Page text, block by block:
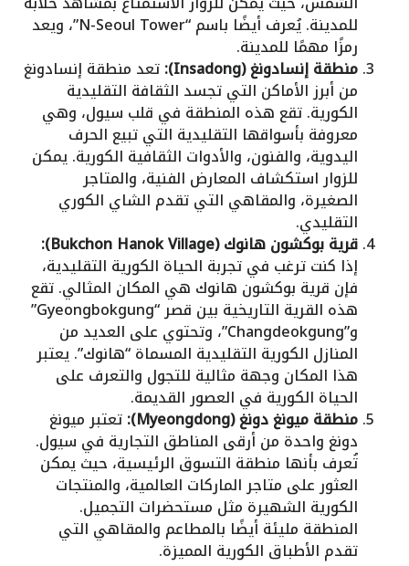
للمدينة. يُعرف أيضًا باسم “N-Seoul Tower”، ويعد
رمزًا مهمًا للمدينة.
منطقة إنسادونغ (Insadong): تعد منطقة إنسادونغ
من أبرز الأماكن التي تجسد الثقافة التقليدية
الكورية. تقع هذه المنطقة في قلب سيول، وهي
معروفة بأسواقها التقليدية التي تبيع الحرف
اليدوية، والفنون، والأدوات الثقافية الكورية. يمكن
للزوار استكشاف المعارض الفنية، والمتاجر
الصغيرة، والمقاهي التي تقدم الشاي الكوري
التقليدي.
قرية بوكشون هانوك (Bukchon Hanok Village):
إذا كنت ترغب في تجربة الحياة الكورية التقليدية،
فإن قرية بوكشون هانوك هي المكان المثالي. تقع
هذه القرية التاريخية بين قصر “Gyeongbokgung”
و”Changdeokgung”، وتحتوي على العديد من
المنازل الكورية التقليدية المسماة “هانوك”. يعتبر
هذا المكان وجهة مثالية للتجول والتعرف على
الحياة الكورية في العصور القديمة.
منطقة ميونغ دونغ (Myeongdong): تعتبر ميونغ
دونغ واحدة من أرقى المناطق التجارية في سيول.
تُعرف بأنها منطقة التسوق الرئيسية، حيث يمكن
العثور على متاجر الماركات العالمية، والمنتجات
الكورية الشهيرة مثل مستحضرات التجميل.
المنطقة مليئة أيضًا بالمطاعم والمقاهي التي
تقدم الأطباق الكورية المميزة.